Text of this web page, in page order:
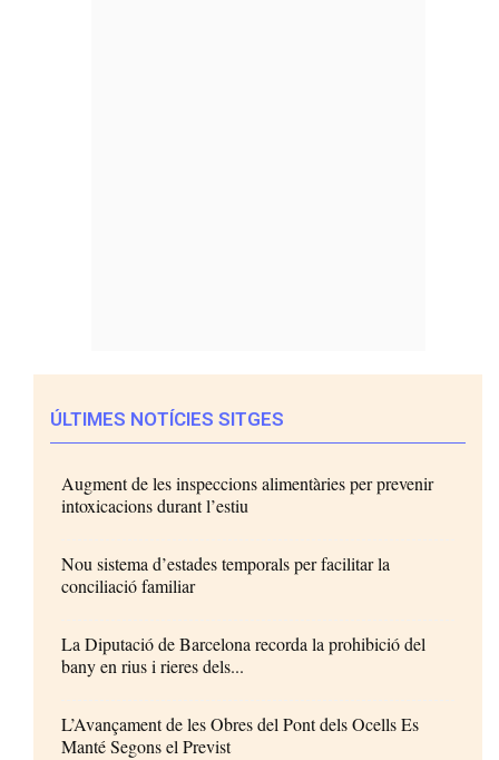
ÚLTIMES NOTÍCIES SITGES
Augment de les inspeccions alimentàries per prevenir
intoxicacions durant l’estiu
Nou sistema d’estades temporals per facilitar la
conciliació familiar
La Diputació de Barcelona recorda la prohibició del
bany en rius i rieres dels...
L’Avançament de les Obres del Pont dels Ocells Es
Manté Segons el Previst